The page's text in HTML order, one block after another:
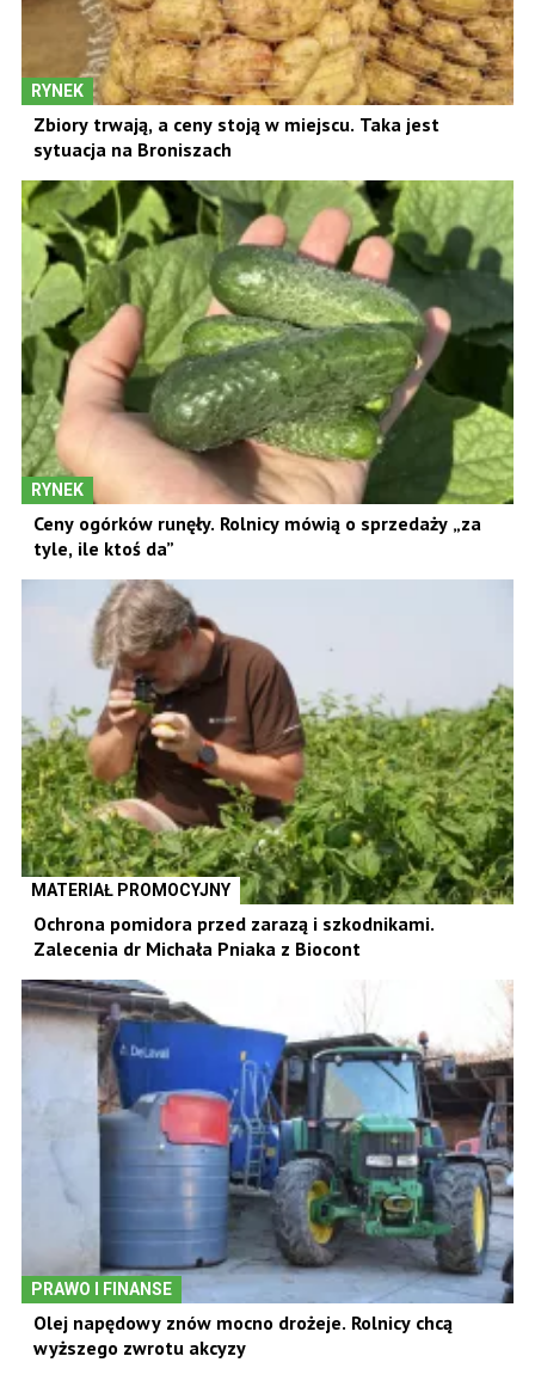
RYNEK
Zbiory trwają, a ceny stoją w miejscu. Taka jest
sytuacja na Broniszach
RYNEK
Ceny ogórków runęły. Rolnicy mówią o sprzedaży „za
tyle, ile ktoś da”
MATERIAŁ PROMOCYJNY
Ochrona pomidora przed zarazą i szkodnikami.
Zalecenia dr Michała Pniaka z Biocont
PRAWO I FINANSE
Olej napędowy znów mocno drożeje. Rolnicy chcą
wyższego zwrotu akcyzy